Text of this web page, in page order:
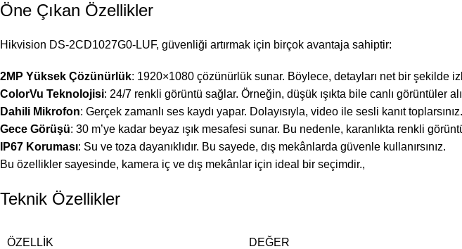
Öne Çıkan Özellikler
Hikvision DS-2CD1027G0-LUF, güvenliği artırmak için birçok avantaja sahiptir:
2MP Yüksek Çözünürlük: 1920×1080 çözünürlük sunar. Böylece, detayları net bir şekilde
ColorVu Teknolojisi: 24/7 renkli görüntü sağlar. Örneğin, düşük ışıkta bile canlı görüntüler
Dahili Mikrofon: Gerçek zamanlı ses kaydı yapar. Dolayısıyla, video ile sesli kanıt toplarsınız.
Gece Görüşü: 30 m’ye kadar beyaz ışık mesafesi sunar. Bu nedenle, karanlıkta renkli
IP67 Koruması: Su ve toza dayanıklıdır. Bu sayede, dış mekânlarda güvenle kullanırsınız.
Bu özellikler sayesinde, kamera iç ve dış mekânlar için ideal bir seçimdir.,
Teknik Özellikler
ÖZELLIK DEĞER